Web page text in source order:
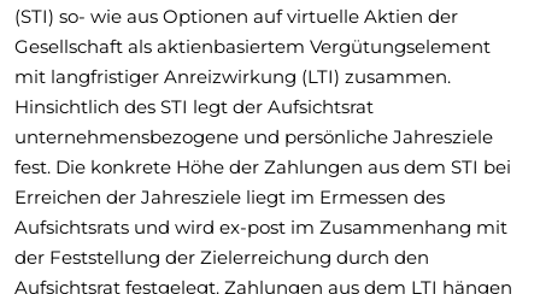
(STI) so- wie aus Optionen auf virtuelle Aktien der
Gesellschaft als aktienbasiertem Vergütungselement
mit langfristiger Anreizwirkung (LTI) zusammen.
Hinsichtlich des STI legt der Aufsichtsrat
unternehmensbezogene und persönliche Jahresziele
fest. Die konkrete Höhe der Zahlungen aus dem STI bei
Erreichen der Jahresziele liegt im Ermessen des
Aufsichtsrats und wird ex-post im Zusammenhang mit
der Feststellung der Zielerreichung durch den
Aufsichtsrat festgelegt. Zahlungen aus dem LTI hängen